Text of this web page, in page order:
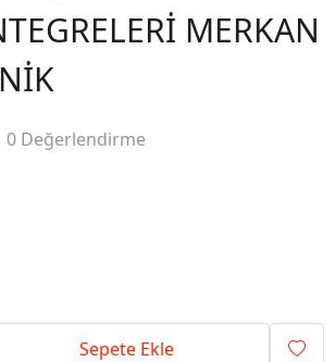
MERKAN
0 Değerlendirme
Sepete Ekle